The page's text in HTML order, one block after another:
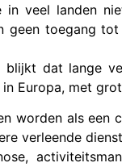
veel landen
geen toegang
blijkt dat lange
Europa, met
worden als een
verleende